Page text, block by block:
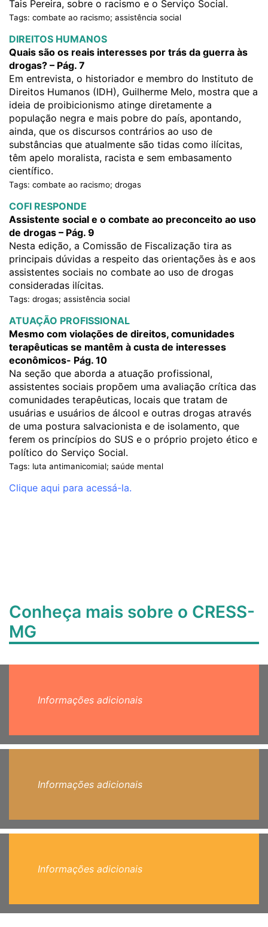
Tais Pereira, sobre o racismo e o Serviço Social.
Tags: combate ao racismo; assistência social
DIREITOS HUMANOS
Quais são os reais interesses por trás da guerra às
drogas? – Pág. 7
Em entrevista, o historiador e membro do Instituto de
Direitos Humanos (IDH), Guilherme Melo, mostra que a
ideia de proibicionismo atinge diretamente a
população negra e mais pobre do país, apontando,
ainda, que os discursos contrários ao uso de
substâncias que atualmente são tidas como ilícitas,
têm apelo moralista, racista e sem embasamento
científico.
Tags: combate ao racismo; drogas
COFI RESPONDE
Assistente social e o combate ao preconceito ao uso
de drogas – Pág. 9
Nesta edição, a Comissão de Fiscalização tira as
principais dúvidas a respeito das orientações às e aos
assistentes sociais no combate ao uso de drogas
consideradas ilícitas.
Tags: drogas; assistência social
ATUAÇÃO PROFISSIONAL
Mesmo com violações de direitos, comunidades
terapêuticas se mantêm à custa de interesses
econômicos- Pág. 10
Na seção que aborda a atuação profissional,
assistentes sociais propõem uma avaliação crítica das
comunidades terapêuticas, locais que tratam de
usuárias e usuários de álcool e outras drogas através
de uma postura salvacionista e de isolamento, que
ferem os princípios do SUS e o próprio projeto ético e
político do Serviço Social.
Tags: luta antimanicomial; saúde mental
Clique aqui para acessá-la.
Conheça mais sobre o CRESS-
MG
Informações adicionais
Informações adicionais
Informações adicionais